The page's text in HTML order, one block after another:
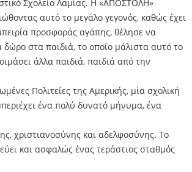
Σχολείο Λαμίας. Η «ΑΠΟΣΤΟΛΗ»
αυτό το μεγάλο γεγονός, καθώς έχει
προσφοράς αγάπης, θέλησε να
στα παιδιά, το οποίο μάλιστα αυτό το
άλλα παιδιά, παιδιά από την
Πολιτείες της Αμερικής, μία σχολική
ένα πολύ δυνατό μήνυμα, ένα
χριστιανοσύνης και αδελφοσύνης. Το
και ασφαλώς ένας τεράστιος σταθμός